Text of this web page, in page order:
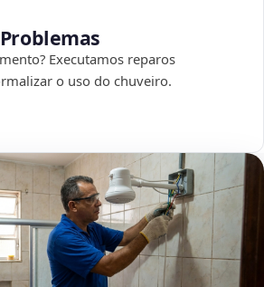
Executamos reparos
o uso do chuveiro.